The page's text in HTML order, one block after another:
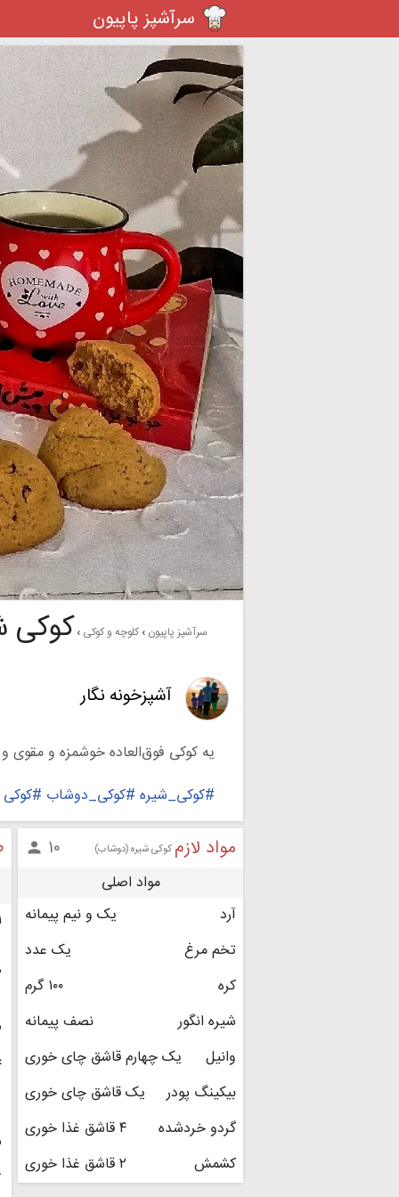
سرآشپز پاپیون
سرآشپز پاپیون کلوچه و کوکی کوکی
آشپزخونه نگار
یه کوکی فوق‌العاده خوشمزه و
#کوکی_شیره #کوکی_دوشاب #کوکی
مواد لازم کوکی شیره (دوشاب) ۱۰ 
مواد اصلی
آرد
یک و نیم پیمانه
تخم مرغ
یک عدد
کره
١٠٠ گرم
شیره انگور
نصف پیمانه
وانیل
یک چهارم قاشق چای خوری
بیکینگ پودر
یک قاشق چای خوری
گردو خردشده
۴ قاشق غذا خوری
کشمش
٢ قاشق غذا خوری